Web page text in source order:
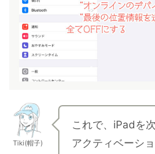
Tiki(帽子)
これで、iPadを
アクティベーシ